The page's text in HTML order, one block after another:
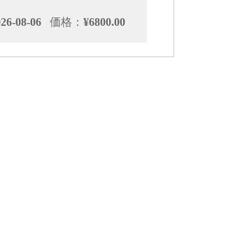
08-06 価格： ¥6800.00